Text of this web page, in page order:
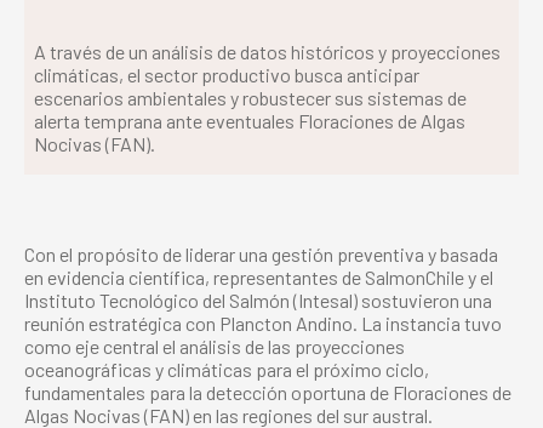
A través de un análisis de datos históricos y proyecciones
climáticas, el sector productivo busca anticipar
escenarios ambientales y robustecer sus sistemas de
alerta temprana ante eventuales Floraciones de Algas
Nocivas (FAN).
Con el propósito de liderar una gestión preventiva y basada
en evidencia científica, representantes de SalmonChile y el
Instituto Tecnológico del Salmón (Intesal) sostuvieron una
reunión estratégica con Plancton Andino. La instancia tuvo
como eje central el análisis de las proyecciones
oceanográficas y climáticas para el próximo ciclo,
fundamentales para la detección oportuna de Floraciones de
Algas Nocivas (FAN) en las regiones del sur austral.